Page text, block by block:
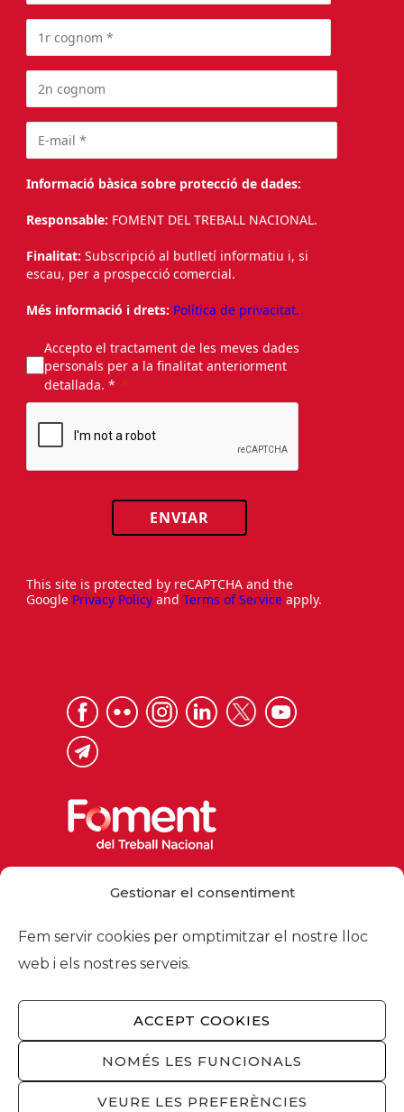
Gestionar el consentiment
Fem servir cookies per omptimitzar el nostre lloc
web i els nostres serveis.
ACCEPT COOKIES
NOMÉS LES FUNCIONALS
VEURE LES PREFERÈNCIES
Informació bàsica sobre protecció de dades:
Responsable: FOMENT DEL TREBALL NACIONAL.
Finalitat: Subscripció al butlletí informatiu i, si
escau, per a prospecció comercial.
Més informació i drets: Política de privacitat.
Accepto el tractament de les meves dades
personals per a la finalitat anteriorment
detallada. *
ENVIAR
This site is protected by reCAPTCHA and the
Google Privacy Policy and Terms of Service apply.
foment@foment.com
© 2026 - Foment del Treball Nacional
Nosaltres
privacitat/ Política cookies/Privacitat